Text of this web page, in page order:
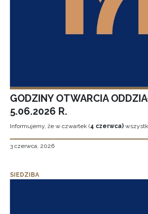
GODZINY OTWARCIA
5.06.2026 R.
Informujemy, że w czwartek (4 czerwca)
3 czerwca, 2026
SIEDZIBA